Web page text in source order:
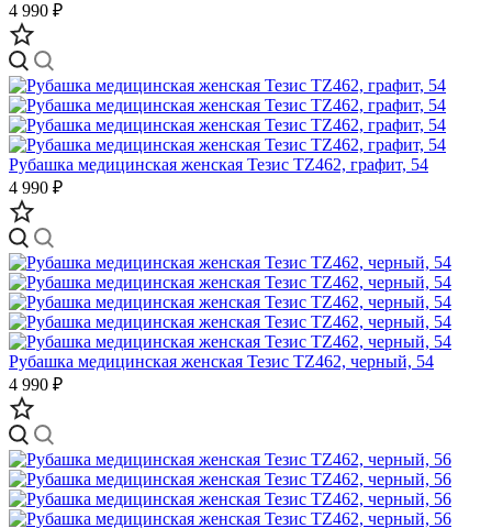
4 990 ₽
Рубашка медицинская женская Тезис TZ462, графит, 54
4 990 ₽
Рубашка медицинская женская Тезис TZ462, черный, 54
4 990 ₽